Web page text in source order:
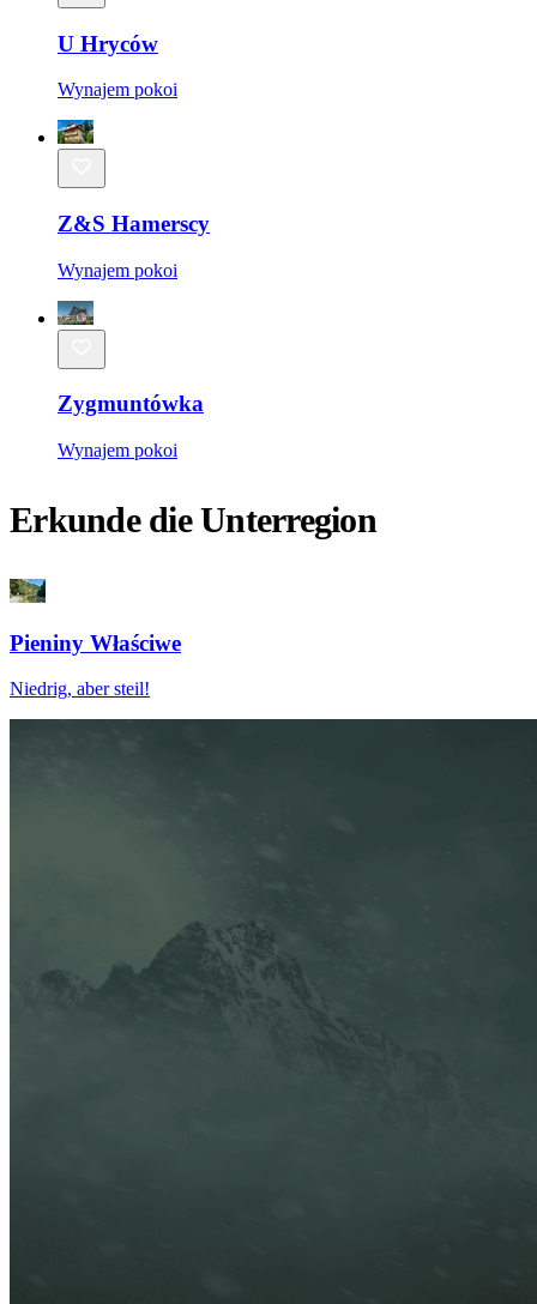
U Hryców
Wynajem pokoi
Z&S Hamerscy
Wynajem pokoi
Zygmuntówka
Wynajem pokoi
Erkunde die Unterregion
Pieniny Właściwe
Niedrig, aber steil!